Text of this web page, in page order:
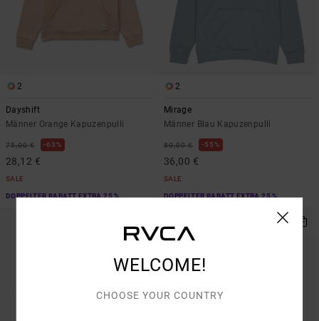
2
Dayshift
Männer Orange Kapuzenpulli
75,00 € 63%
28,12 €
SALE
DOPPELTER RABATT EXTRA 25 %
2
Mirage
Männer Blau Kapuzenpulli
80,00 € 55%
36,00 €
SALE
DOPPELTER RABATT EXTRA 25 %
WELCOME!
CHOOSE YOUR COUNTRY